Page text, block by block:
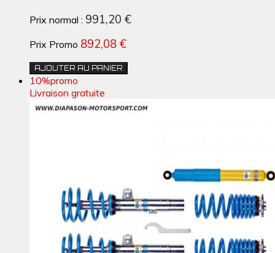
Prix normal : 991,20 €
Prix Promo 892,08 €
AJOUTER AU PANIER
10%promo
Livraison gratuite